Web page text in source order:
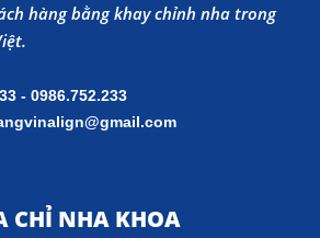
hàng bằng khay chỉnh nha trong
- 0986.752.233
CHỈ NHA KHOA